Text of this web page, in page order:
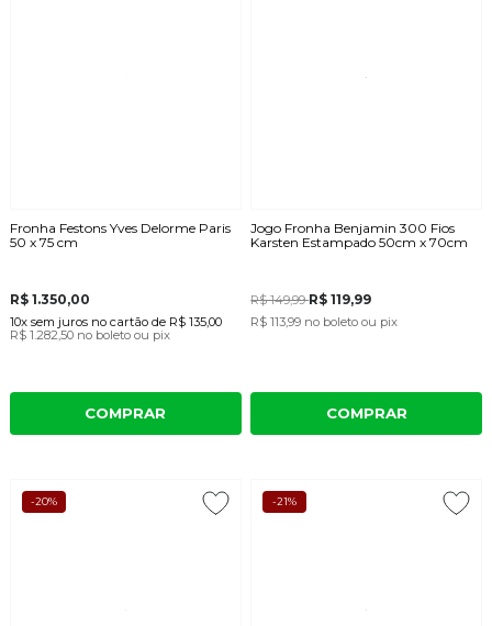
Fronha Festons Yves Delorme Paris
50 x 75 cm
R$ 1.350,00
10x sem juros no cartãode R$ 135,00
R$ 1.282,50 no boleto ou pix
COMPRAR
Jogo Fronha Benjamin 300 Fios
Karsten Estampado 50cm x 70cm
R$ 149,99R$ 119,99
R$ 113,99 no boleto ou pix
COMPRAR
-20% -21%